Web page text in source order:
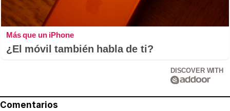
Más que un iPhone
¿El móvil también habla de ti?
DISCOVER WITH
Comentarios